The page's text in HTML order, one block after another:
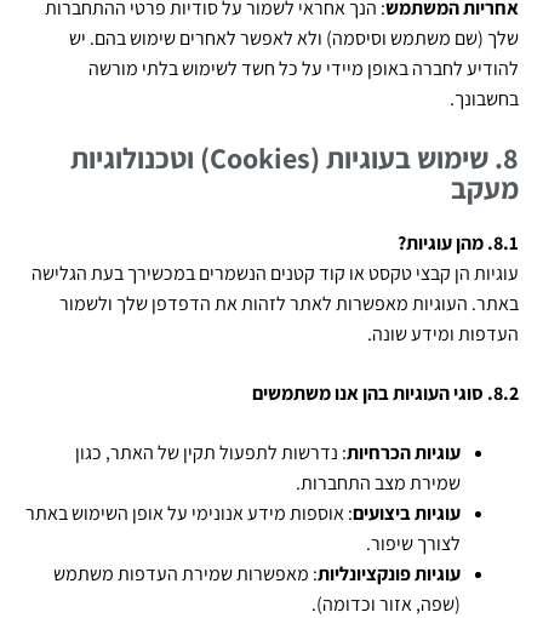
אחריות המשתמש: הנך אחראי לשמור על סודיות פרטי ההתחברות
שלך (שם משתמש וסיסמה) ולא לאפשר לאחרים שימוש בהם. יש
להודיע לחברה באופן מיידי על כל חשד לשימוש בלתי מורשה
בחשבונך.
8. שימוש בעוגיות (Cookies) וטכנולוגיות
מעקב
8.1. מהן עוגיות
?
עוגיות הן קבצי טקסט או קוד קטנים הנשמרים במכשירך בעת הגלישה
באתר. העוגיות מאפשרות לאתר לזהות את הדפדפן שלך ולשמור
העדפות ומידע שונה.
8.2. סוגי העוגיות בהן אנו משתמשים
עוגיות הכרחיות: נדרשות לתפעול תקין של האתר, כגון
שמירת מצב התחברות.
עוגיות ביצועים: אוספות מידע אנונימי על אופן השימוש באתר
לצורך שיפור.
עוגיות פונקציונליות: מאפשרות שמירת העדפות משתמש
(שפה, אזור וכדומה).